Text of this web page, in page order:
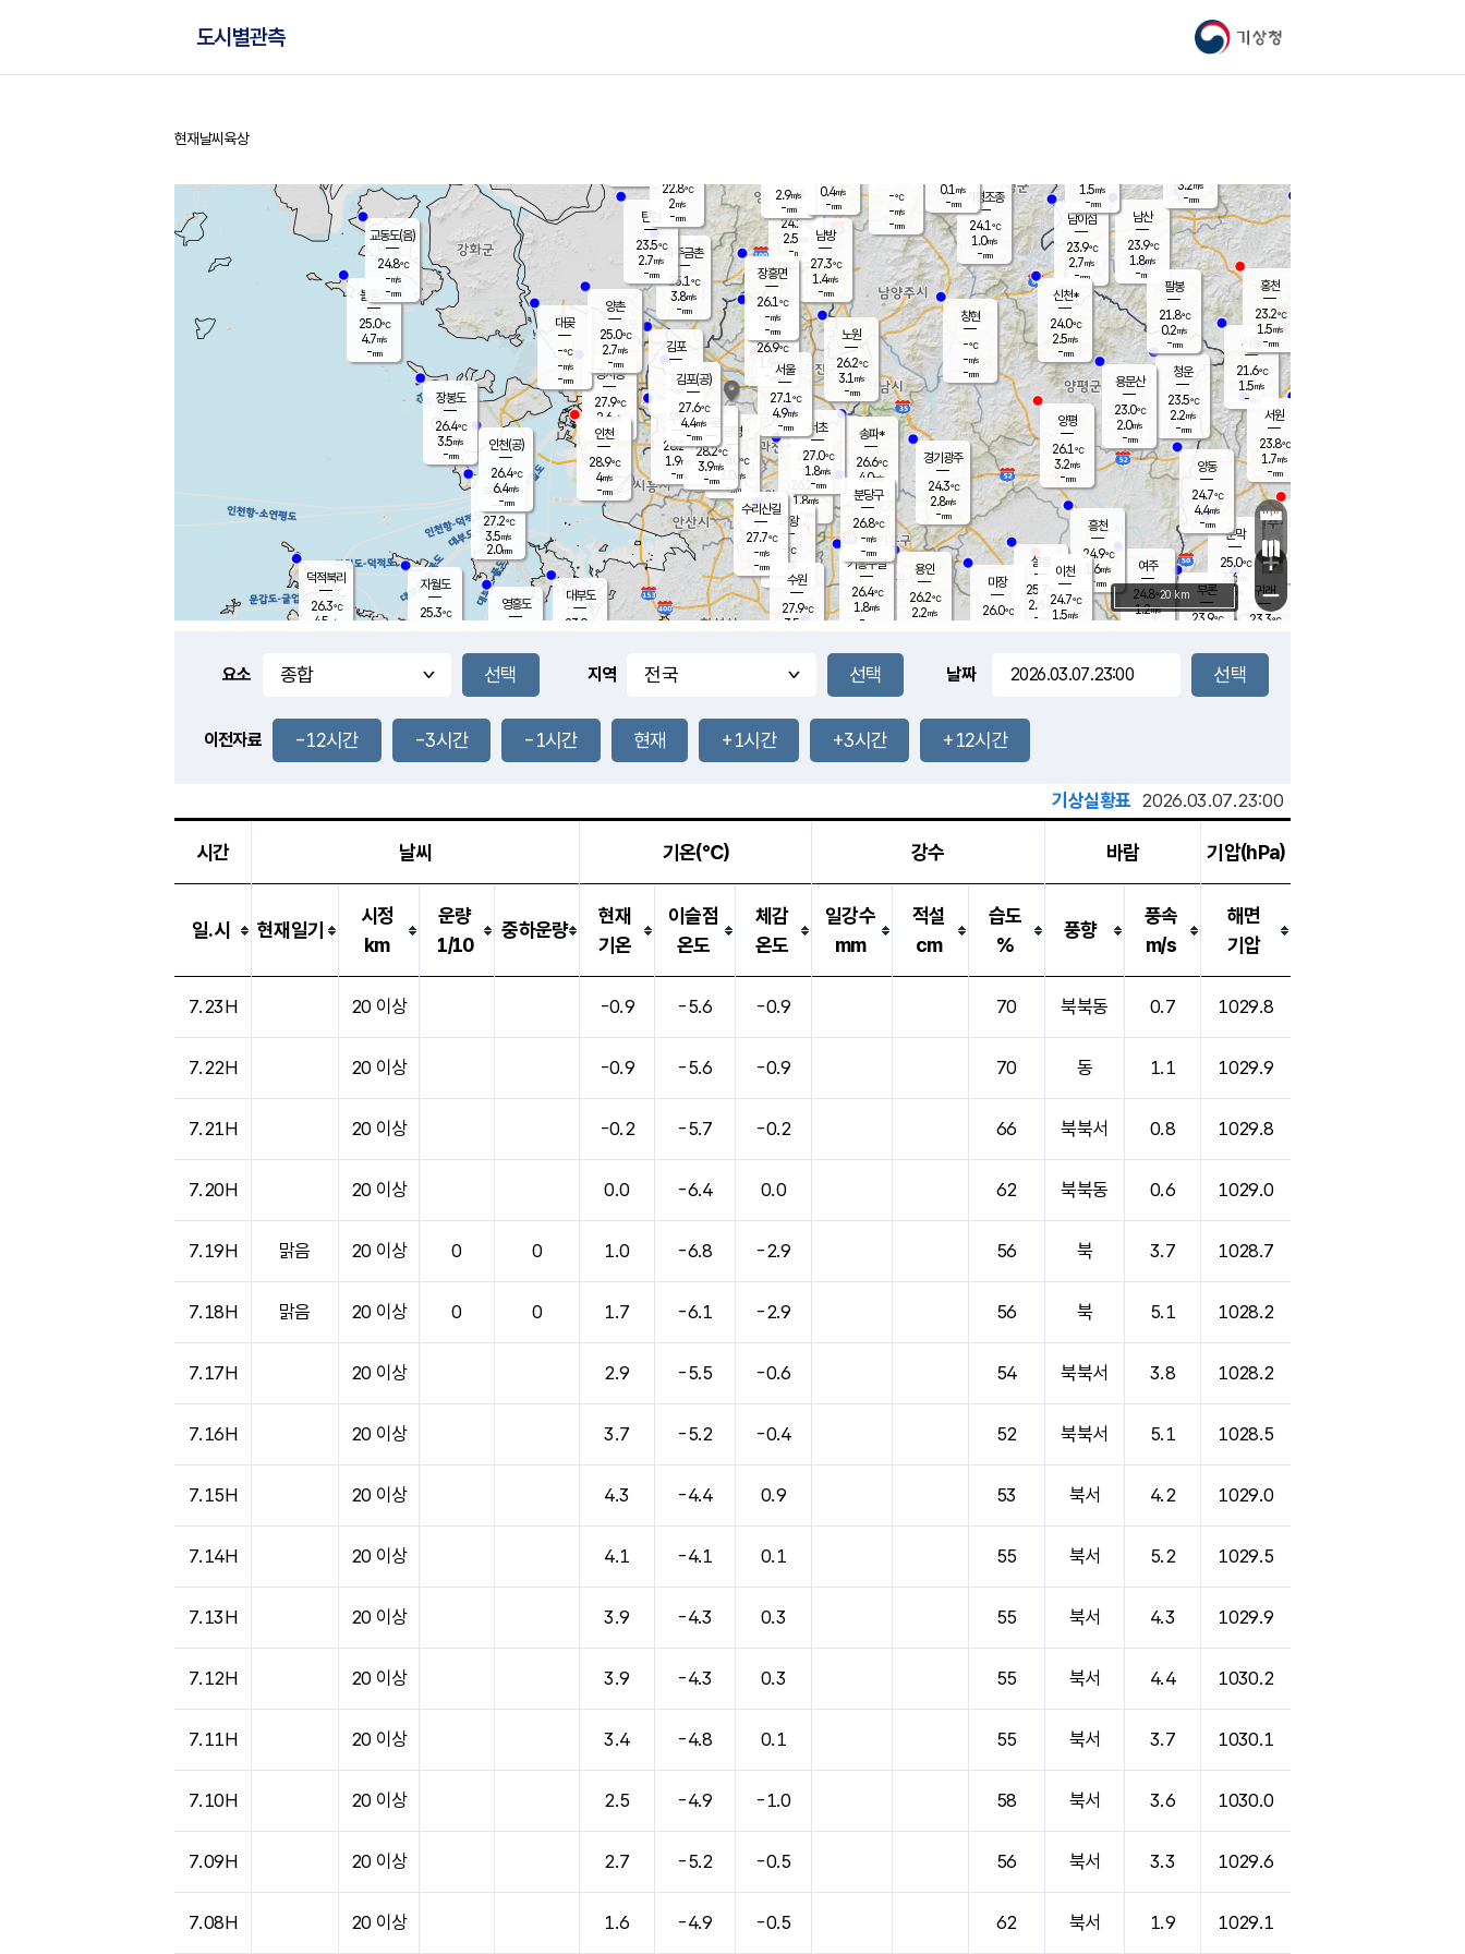
기상청
도시별관측
홈
현재날씨 육상
풍도
2.8m/s
0.5
문막
25.0℃
3.6m/s
mm
남이섬
23.9℃
2.7m/s
-mm
무의도
27.2℃
3.5m/s
2.0mm
영흥도
볼음도
25.0℃
4.7m/s
-mm
자월도
25.3℃
양주
24.2℃
2.5
-mm
부론
23.9℃
과천
26.2℃
1.8m/s
- mm
남산
23.9℃
1.8m/s
-mm
장봉도
26.4℃
3.5m/s
-mm
9.0mm
청운
23.5℃
2.2m/s
-mm
팔봉
21.8℃
0.2m/s
-mm
-mm
용인
26.2℃
2.2m/s
여주
24.8℃
1.2m/s
양동
24.7℃
4.4m/s
-mm
경기광주
24.3℃
2.8m/s
-mm
장호원
1.5m/s
-mm
25.8
℃
대부도
23.9
-
경서동
27.9℃
2.6 m/s
-mm
파주금촌
25.1℃
3.8m/s
-mm
가평조종
24.1℃
1.0m/s
-mm
-℃
-m/s
-mm
대곶
-℃
-m/s
-mm
신천*
24.0℃
2.5m/s
-mm
창현
-℃
-m/s
-mm
탄현
23.5℃
2.7m/s
-mm
0.1 m/s
-mm
26.2℃
0.9m/s
-mm
흥천
24.9℃
1.6m/s
-mm
마장
26.0℃
의왕
- ℃
m/s
mm
김포
- ℃
-m/s
mm
설봉
25.7
2.6 m/s
- mm
광명
28.0
℃
3.0 m/s
-mm
부천
28.2℃
1.9m/s
-mm
-mm
양촌
25.0℃
2.7m/s
-mm
구로
28.2℃
3.9m/s
-mm
은평
26.9℃
1.9 m/s
- mm
노원
26.2℃
3.1 m/s
-mm
송파*
26.6℃
4.0m/s
-mm
서초
27.0℃
1.8m/s
-mm
남방
27.3℃
1.4m/s
-mm
기흥구갈
26.4℃
1.8m/s
-
수리산길
27.7℃
-m/s
-mm
분당구
26.8℃
-m/s
-mm
장흥면
26.1℃
-m/s
-mm
2.9m/s
-mm
시동
21.6℃
1.5m/s
- mm
귀래
23.3℃
서원
23.8℃
1.7m/s
-mm
용문산
23.0℃
2.0m/s
-mm
덕적북리
26.3℃
4.5 m/s
인천(공)
26.4℃
6.4m/s
-mm
김포(공)
27.6℃
4.4m/s
-mm
교동도(음)
24.8℃
-m/s
-mm
홍천
23.2℃
1.5m/s
-mm
이천
24.7℃
1.5m/s
양평
26.1℃
3.2m/s
-mm
수원
27.9℃
3.5 m/s
인천
28.9℃
4m/s
-mm
서울
27.1℃
4.9m/s
-mm
3.2m/s
-mm
22.8℃
2m/s
-mm
0.4m/s
-mm
+
−
20 km
요소 지역 날짜
이전자료 -12시간 -3시간 -1시간 현재 +1시간 +3시간 +12시간
기상실황표 2026.03.07.23:00
시간 날씨 기온(℃) 강수 바람 기압(hPa)
일.시 현재일기
시정
km
운량
1/10
중하운량
현재
기온
이슬점
온도
체감
온도
일강수
mm
적설
cm
습도
%
풍향
풍속
m/s
해면
기압
7.23H 20 이상 -0.9 -5.6 -0.9 70 북북동 0.7 1029.8
7.22H 20 이상 -0.9 -5.6 -0.9 70 동 1.1 1029.9
7.21H 20 이상 -0.2 -5.7 -0.2 66 북북서 0.8 1029.8
7.20H 20 이상 0.0 -6.4 0.0 62 북북동 0.6 1029.0
7.19H 맑음 20 이상 0 0 1.0 -6.8 -2.9 56 북 3.7 1028.7
7.18H 맑음 20 이상 0 0 1.7 -6.1 -2.9 56 북 5.1 1028.2
7.17H 20 이상 2.9 -5.5 -0.6 54 북북서 3.8 1028.2
7.16H 20 이상 3.7 -5.2 -0.4 52 북북서 5.1 1028.5
7.15H 20 이상 4.3 -4.4 0.9 53 북서 4.2 1029.0
7.14H 20 이상 4.1 -4.1 0.1 55 북서 5.2 1029.5
7.13H 20 이상 3.9 -4.3 0.3 55 북서 4.3 1029.9
7.12H 20 이상 3.9 -4.3 0.3 55 북서 4.4 1030.2
7.11H 20 이상 3.4 -4.8 0.1 55 북서 3.7 1030.1
7.10H 20 이상 2.5 -4.9 -1.0 58 북서 3.6 1030.0
7.09H 20 이상 2.7 -5.2 -0.5 56 북서 3.3 1029.6
7.08H 20 이상 1.6 -4.9 -0.5 62 북서 1.9 1029.1